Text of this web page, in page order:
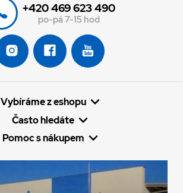
+420 469 623 490
po-pá 7-15 hod
Vybíráme z eshopu
Často hledáte
Pomoc s nákupem